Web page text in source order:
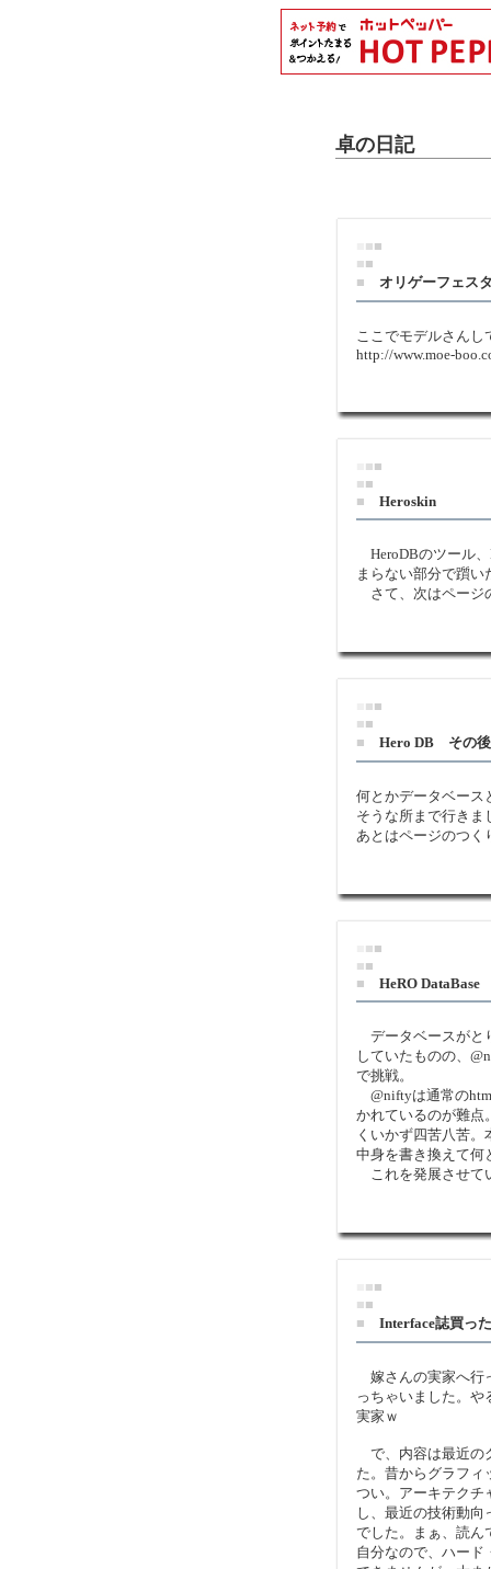
卓の日記
■■
■■
■
オリゲーフェス
ここでモデルさんし
http://www.moe-
■■
■■
■
Heroskin
HeroDBのツール
まらない部分で躓
さて、次はページ
■■
■■
■
Hero DB その後
何とかデータベース
そうな所まで行きま
あとはページのつく
■■
■■
■
HeRO DataBase
データベースがと
していたものの、
で挑戦。
@niftyは通常の
かれているのが難点
くいかず四苦八苦
中身を書き換えて何
これを発展させて
■■
■■
■
Interface誌買っ
嫁さんの実家へ行
っちゃいました。
実家ｗ
で、内容は最近の
た。昔からグラフィ
つい。アーキテクチ
し、最近の技術動
でした。まぁ、読ん
自分なので、ハード